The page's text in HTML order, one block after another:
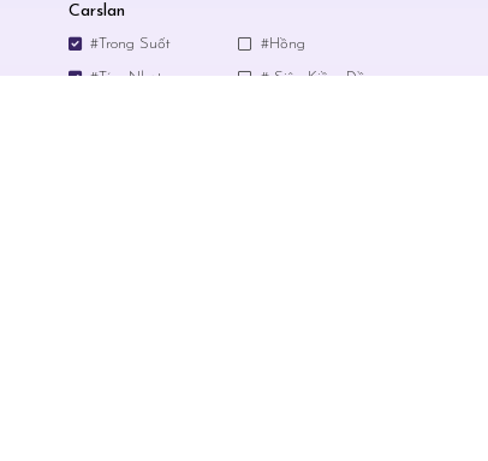
Carslan
#Trong Suốt #Hồng
#Tím Nhạt # Siêu Kiềm Dầu